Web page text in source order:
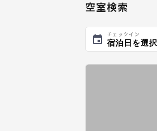
空室検索
チェックイン
宿泊日を選択